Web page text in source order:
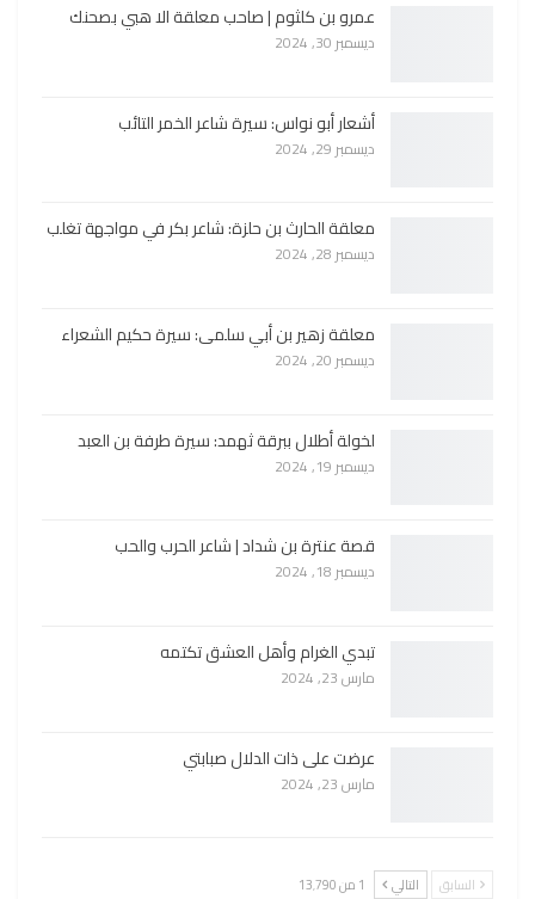
عمرو بن كلثوم | صاحب معلقة الا هبي بصحنك
ديسمبر 30, 2024
أشعار أبو نواس: سيرة شاعر الخمر التائب
ديسمبر 29, 2024
معلقة الحارث بن حلزة: شاعر بكر في مواجهة تغلب
ديسمبر 28, 2024
معلقة زهير بن أبي سلمى: سيرة حكيم الشعراء
ديسمبر 20, 2024
لخولة أطلال ببرقة ثهمد: سيرة طرفة بن العبد
ديسمبر 19, 2024
قصة عنترة بن شداد | شاعر الحرب والحب
ديسمبر 18, 2024
تبدي الغرام وأهل العشق تكتمه
مارس 23, 2024
عرضت على ذات الدلال صبابتي
مارس 23, 2024
السابق التالي 1 من 13٬790